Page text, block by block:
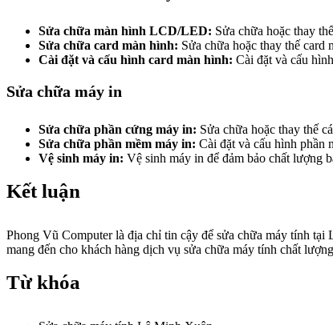
Sửa chữa màn hình LCD/LED: Sửa chữa hoặc thay
Sửa chữa card màn hình: Sửa chữa hoặc thay thế
Cài đặt và cấu hình card màn hình: Cài đặt và cấu
Sửa chữa máy in
Sửa chữa phần cứng máy in: Sửa chữa hoặc thay thế
Sửa chữa phần mềm máy in: Cài đặt và cấu hình phần
Vệ sinh máy in: Vệ sinh máy in để đảm bảo chất lượng
Kết luận
Phong Vũ Computer là địa chỉ tin cậy để sửa chữa máy tính
mang đến cho khách hàng dịch vụ sửa chữa máy tính chất
Từ khóa